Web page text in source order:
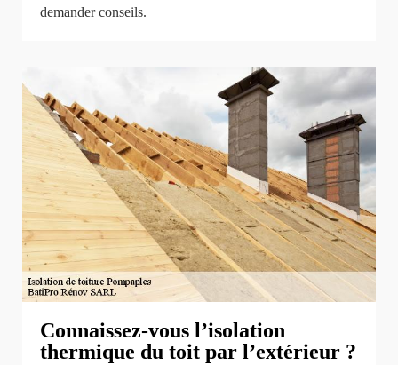
demander conseils.
Connaissez-vous l’isolation
thermique du toit par l’extérieur ?